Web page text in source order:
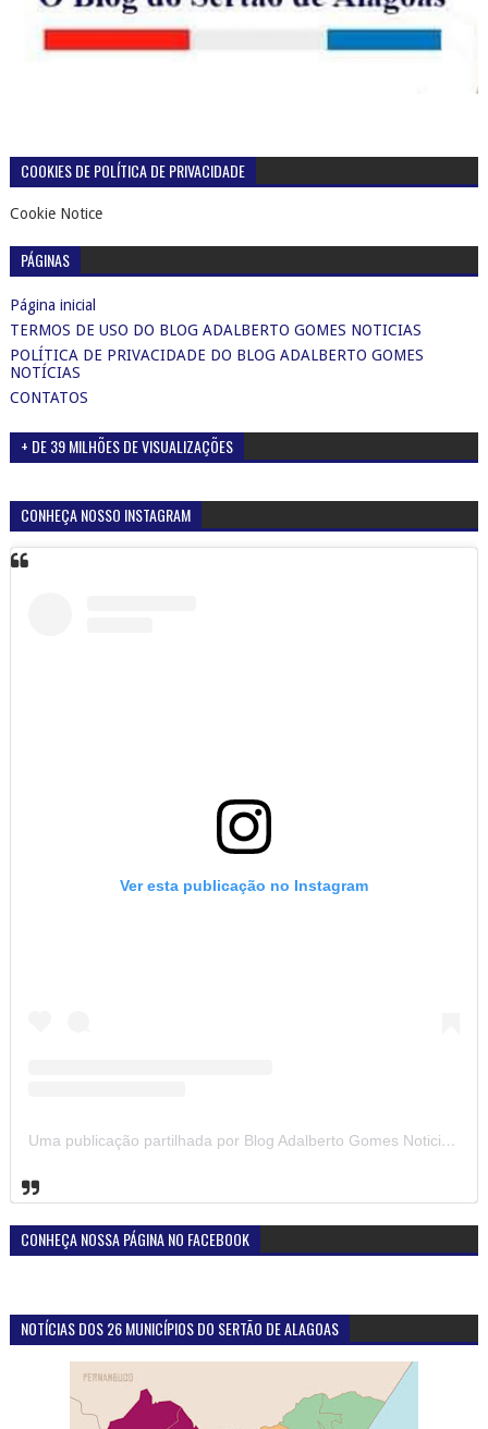
COOKIES DE POLÍTICA DE PRIVACIDADE
Cookie Notice
PÁGINAS
Página inicial
TERMOS DE USO DO BLOG ADALBERTO GOMES NOTICIAS
POLÍTICA DE PRIVACIDADE DO BLOG ADALBERTO GOMES
NOTÍCIAS
CONTATOS
+ DE 39 MILHÕES DE VISUALIZAÇÕES
CONHEÇA NOSSO INSTAGRAM
Ver esta publicação no Instagram
Uma publicação partilhada por Blog Adalberto Gomes Noticias (@blogadalbertogomesnoticiass)
CONHEÇA NOSSA PÁGINA NO FACEBOOK
NOTÍCIAS DOS 26 MUNICÍPIOS DO SERTÃO DE ALAGOAS